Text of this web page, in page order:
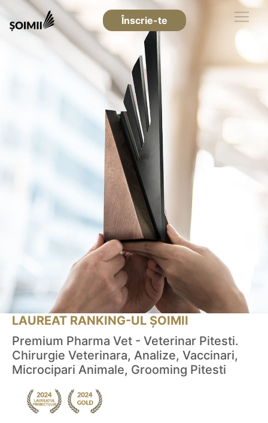
Înscrie-te
LAUREAT RANKING-UL ȘOIMII
Premium Pharma Vet - Veterinar Pitesti.
Chirurgie Veterinara, Analize, Vaccinari,
Microcipari Animale, Grooming Pitesti